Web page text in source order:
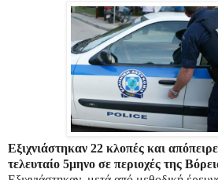
Εξιχνιάστηκαν 22 κλοπές και
τελευταίο 5μηνο σε περιοχές της